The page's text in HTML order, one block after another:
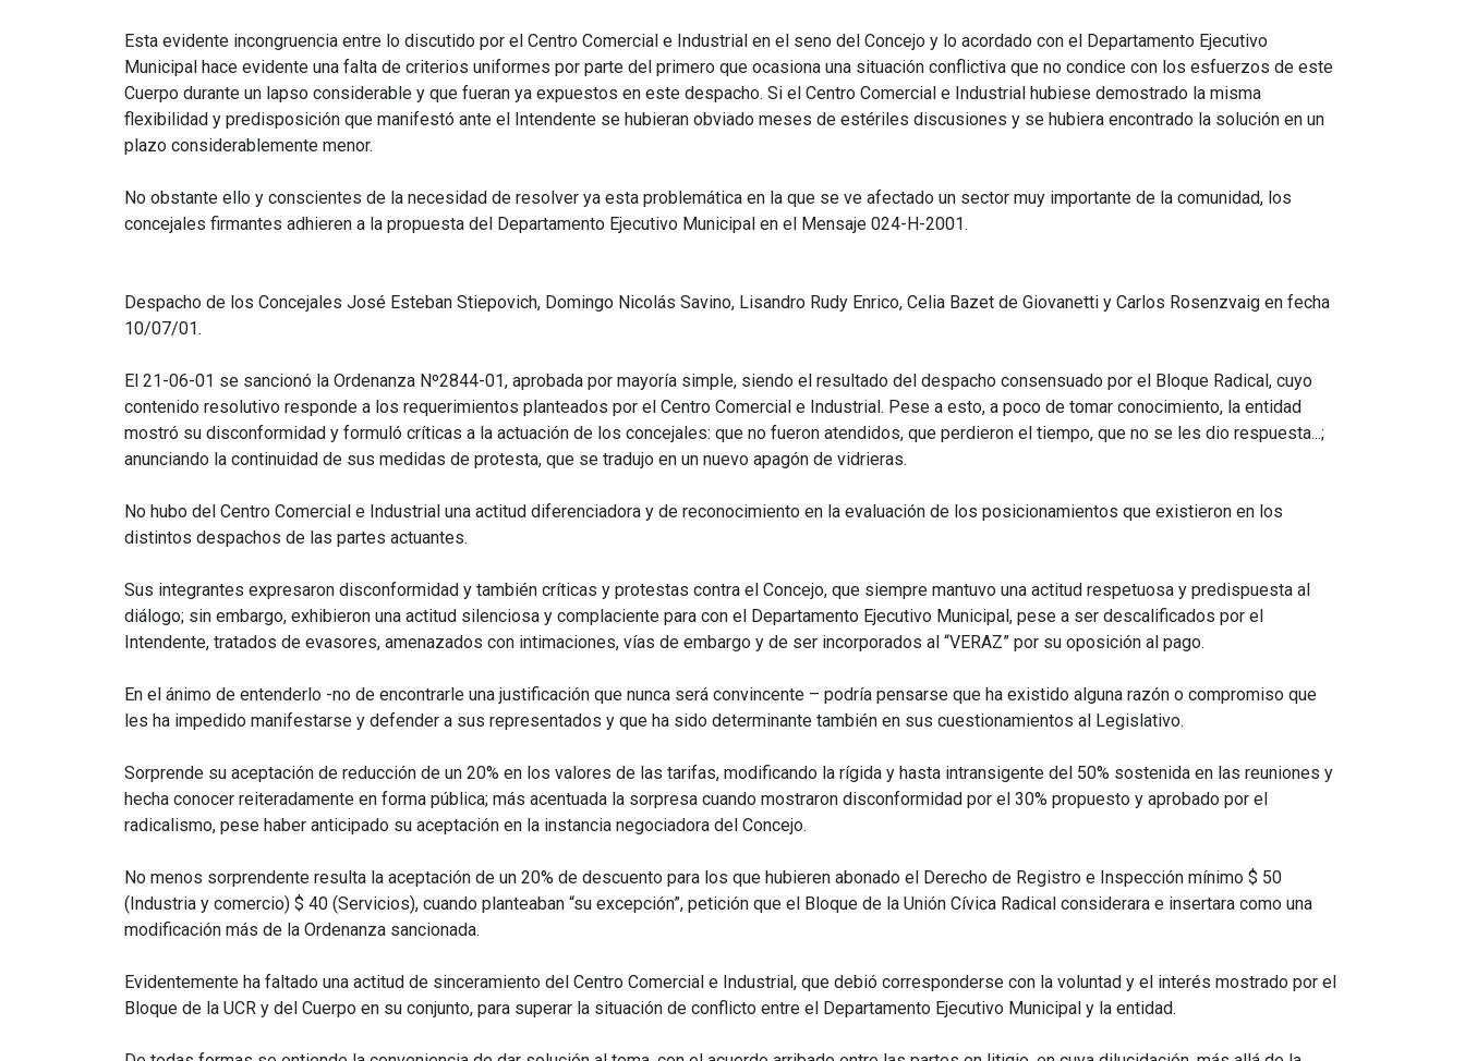
Esta evidente incongruencia entre lo discutido por el Centro Comercial e Industrial en el seno del Concejo y lo acordado con el Departamento Ejecutivo
Municipal hace evidente una falta de criterios uniformes por parte del primero que ocasiona una situación conflictiva que no condice con los esfuerzos de este
Cuerpo durante un lapso considerable y que fueran ya expuestos en este despacho. Si el Centro Comercial e Industrial hubiese demostrado la misma
flexibilidad y predisposición que manifestó ante el Intendente se hubieran obviado meses de estériles discusiones y se hubiera encontrado la solución en un
plazo considerablemente menor.
No obstante ello y conscientes de la necesidad de resolver ya esta problemática en la que se ve afectado un sector muy importante de la comunidad, los
concejales firmantes adhieren a la propuesta del Departamento Ejecutivo Municipal en el Mensaje 024-H-2001.
Despacho de los Concejales José Esteban Stiepovich, Domingo Nicolás Savino, Lisandro Rudy Enrico, Celia Bazet de Giovanetti y Carlos Rosenzvaig en fecha
10/07/01.
El 21-06-01 se sancionó la Ordenanza Nº2844-01, aprobada por mayoría simple, siendo el resultado del despacho consensuado por el Bloque Radical, cuyo
contenido resolutivo responde a los requerimientos planteados por el Centro Comercial e Industrial. Pese a esto, a poco de tomar conocimiento, la entidad
mostró su disconformidad y formuló críticas a la actuación de los concejales: que no fueron atendidos, que perdieron el tiempo, que no se les dio respuesta...;
anunciando la continuidad de sus medidas de protesta, que se tradujo en un nuevo apagón de vidrieras.
No hubo del Centro Comercial e Industrial una actitud diferenciadora y de reconocimiento en la evaluación de los posicionamientos que existieron en los
distintos despachos de las partes actuantes.
Sus integrantes expresaron disconformidad y también críticas y protestas contra el Concejo, que siempre mantuvo una actitud respetuosa y predispuesta al
diálogo; sin embargo, exhibieron una actitud silenciosa y complaciente para con el Departamento Ejecutivo Municipal, pese a ser descalificados por el
Intendente, tratados de evasores, amenazados con intimaciones, vías de embargo y de ser incorporados al “VERAZ” por su oposición al pago.
En el ánimo de entenderlo -no de encontrarle una justificación que nunca será convincente – podría pensarse que ha existido alguna razón o compromiso que
les ha impedido manifestarse y defender a sus representados y que ha sido determinante también en sus cuestionamientos al Legislativo.
Sorprende su aceptación de reducción de un 20% en los valores de las tarifas, modificando la rígida y hasta intransigente del 50% sostenida en las reuniones y
hecha conocer reiteradamente en forma pública; más acentuada la sorpresa cuando mostraron disconformidad por el 30% propuesto y aprobado por el
radicalismo, pese haber anticipado su aceptación en la instancia negociadora del Concejo.
No menos sorprendente resulta la aceptación de un 20% de descuento para los que hubieren abonado el Derecho de Registro e Inspección mínimo $ 50
(Industria y comercio) $ 40 (Servicios), cuando planteaban “su excepción”, petición que el Bloque de la Unión Cívica Radical considerara e insertara como una
modificación más de la Ordenanza sancionada.
Evidentemente ha faltado una actitud de sinceramiento del Centro Comercial e Industrial, que debió corresponderse con la voluntad y el interés mostrado por el
Bloque de la UCR y del Cuerpo en su conjunto, para superar la situación de conflicto entre el Departamento Ejecutivo Municipal y la entidad.